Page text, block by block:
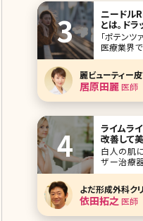
全国展開
梅田院院
ならでは
に対する
に豊胸術、
ニードル
とは。ド
なモード
「ポテンツ
医療業界
ってきまし
ルRFとい
名になった
い機械です
少なくはないでしょ
麗ビューティー
居原田麗医師
ライムラ
改善して
白人の肌
ザー治療
の肌に使
出ないこ
は日本人の
た光治療器
光治療器
よだ形成外科ク
依田拓之 医師